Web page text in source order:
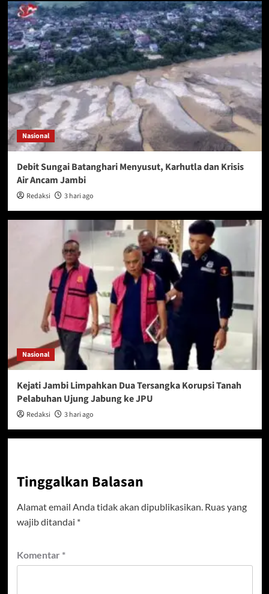
Nasional
Debit Sungai Batanghari Menyusut, Karhutla dan Krisis
Air Ancam Jambi
Redaksi 3 hari ago
Nasional
Kejati Jambi Limpahkan Dua Tersangka Korupsi Tanah
Pelabuhan Ujung Jabung ke JPU
Redaksi 3 hari ago
Tinggalkan Balasan
Alamat email Anda tidak akan dipublikasikan. Ruas yang
wajib ditandai *
Komentar *